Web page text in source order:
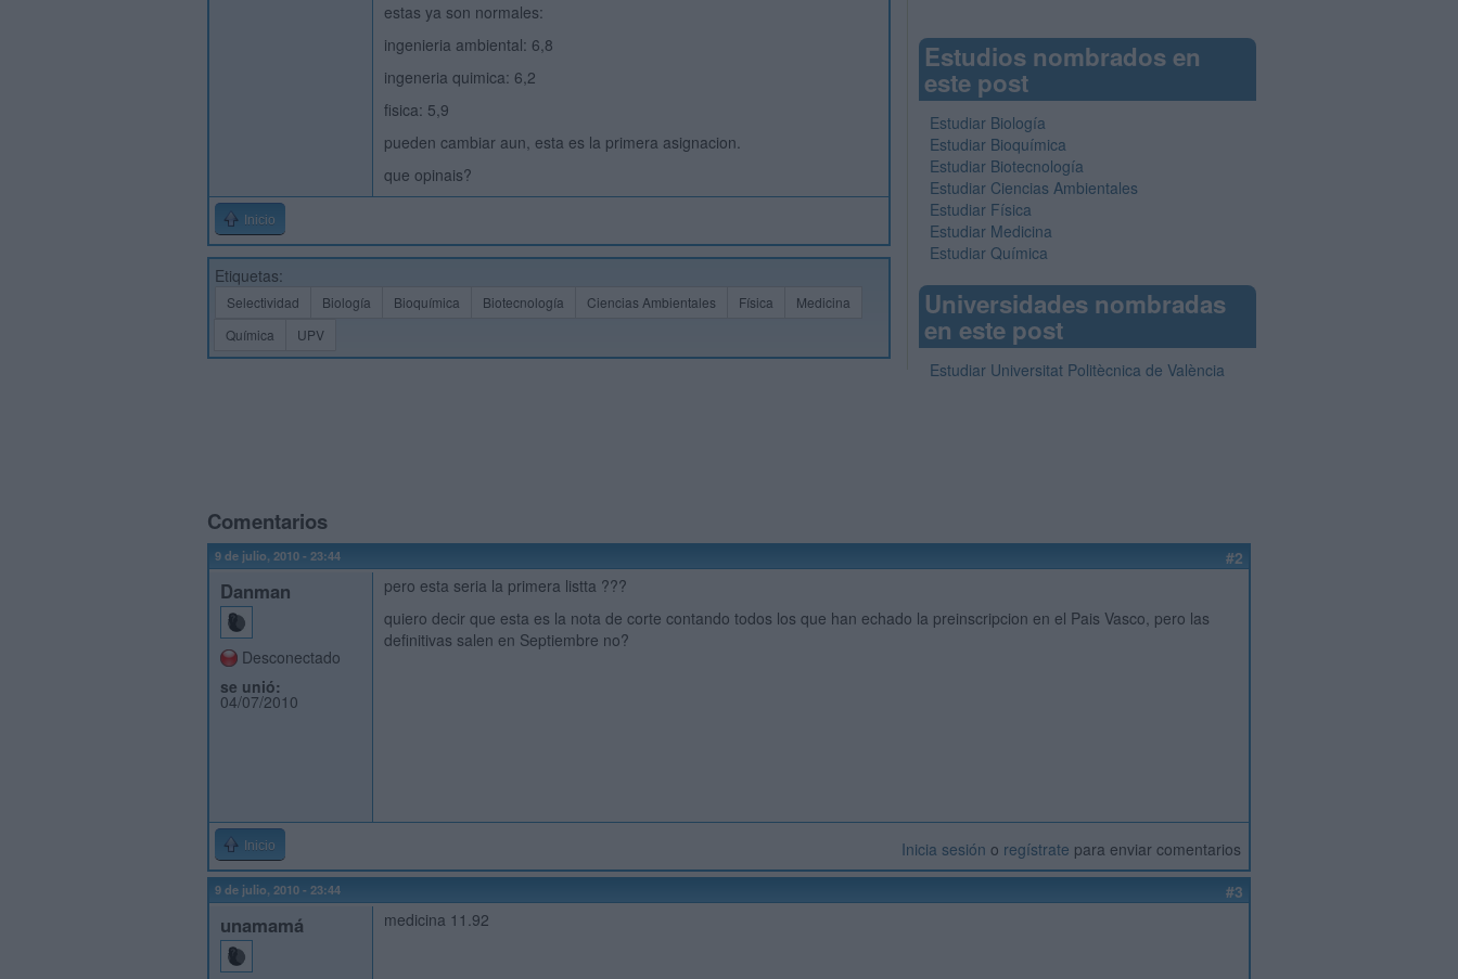
estas ya son normales:
ingenieria ambiental: 6,8
ingeneria quimica: 6,2
fisica: 5,9
pueden cambiar aun, esta es la primera asignacion.
que opinais?
Inicio
Etiquetas:
Selectividad Biología Bioquímica Biotecnología Ciencias Ambientales Física
Medicina
Química
UPV
Estudios nombrados en
este post
Estudiar Biología
Estudiar Bioquímica
Estudiar Biotecnología
Estudiar Ciencias Ambientales
Estudiar Física
Estudiar Medicina
Estudiar Química
Universidades nombradas
en este post
Estudiar Universitat Politècnica de València
Comentarios
9 de julio, 2010 - 23:44 #2
Danman
Desconectado
se unió:
04/07/2010
pero esta seria la primera listta ???
quiero decir que esta es la nota de corte contando todos los que han echado la preinscripcion en el Pais Vasco, pero las
definitivas salen en Septiembre no?
Inicio Inicia sesión o regístrate para enviar comentarios
9 de julio, 2010 - 23:44 #3
unamamá medicina 11.92